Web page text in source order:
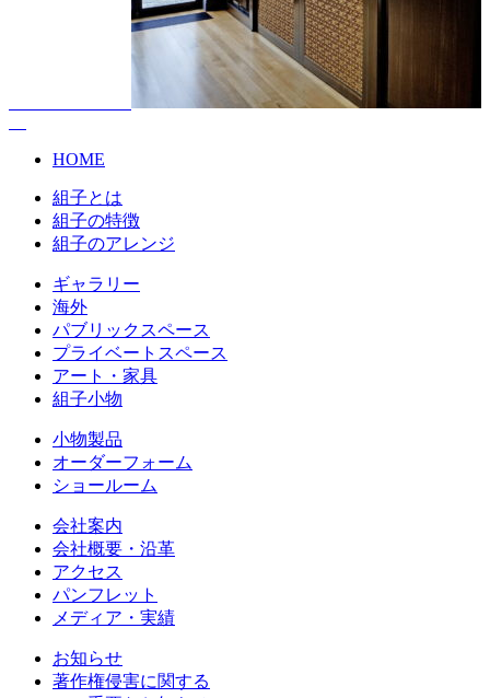
HOME
組子とは
組子の特徴
組子のアレンジ
ギャラリー
海外
パブリックスペース
プライベートスペース
アート・家具
組子小物
小物製品
オーダーフォーム
ショールーム
会社案内
会社概要・沿革
アクセス
パンフレット
メディア・実績
お知らせ
著作権侵害に関する